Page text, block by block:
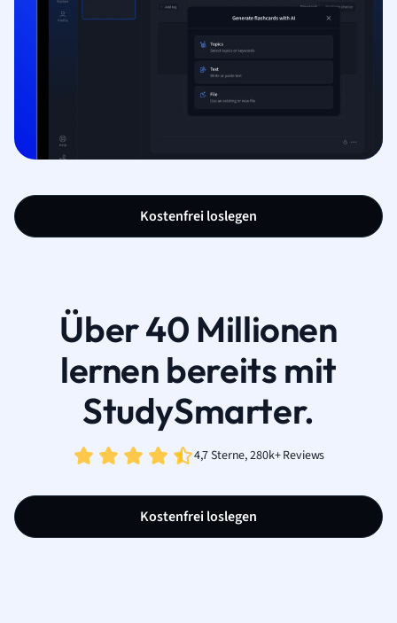
Kostenfrei loslegen
Über 40 Millionen
lernen bereits mit
StudySmarter.
4,7 Sterne, 280k+ Reviews
Kostenfrei loslegen